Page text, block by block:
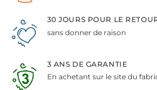
30 JOURS POUR LE
sans donner de raison
3 ANS DE GARANTIE
En achetant sur le site du